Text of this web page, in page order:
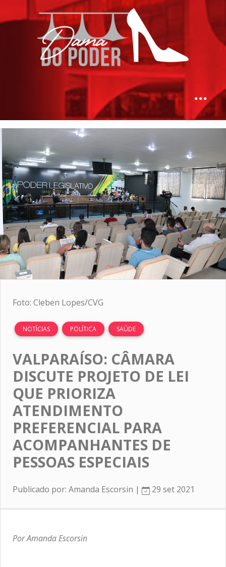
Foto: Cleben Lopes/CVG
NOTÍCIAS POLÍTICA SAÚDE
VALPARAÍSO: CÂMARA
DISCUTE PROJETO DE LEI
QUE PRIORIZA
ATENDIMENTO
PREFERENCIAL PARA
ACOMPANHANTES DE
PESSOAS ESPECIAIS
Publicado por: Amanda Escorsin | 29 set 2021
Por Amanda Escorsin